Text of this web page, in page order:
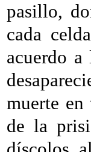
pasillo,
cada
acuerdo a
muerte en
de la